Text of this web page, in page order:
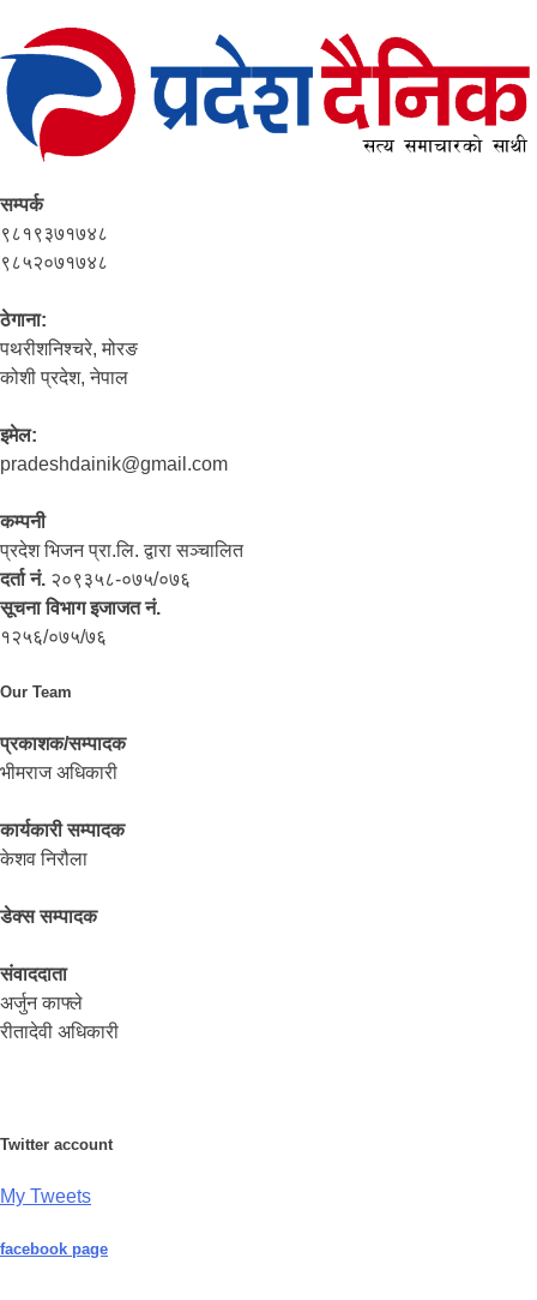
सम्पर्क
९८१९३७१७४८
९८५२०७१७४८
ठेगाना:
पथरीशनिश्‍चरे, मोरङ
कोशी प्रदेश, नेपाल
इमेल:
pradeshdainik@gmail.com
कम्पनी
प्रदेश भिजन प्रा.लि. द्वारा सञ्‍चालित
दर्ता नं. २०९३५८-०७५/०७६
सूचना विभाग इजाजत नं.
१२५६/०७५/७६
Our Team
प्रकाशक/सम्पादक
भीमराज अधिकारी
कार्यकारी सम्पादक
केशव निरौला
डेक्स सम्पादक
संवाददाता
अर्जुन काफ्ले
रीतादेवी अधिकारी
Twitter account
My Tweets
facebook page